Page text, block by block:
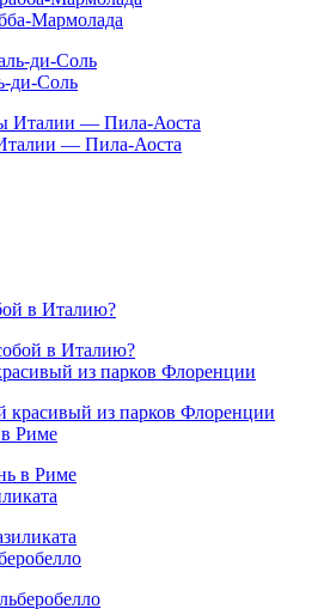
Мармолада
ди-Соль
— Пила-Аоста
в Италию?
из парков Флоренции
Риме